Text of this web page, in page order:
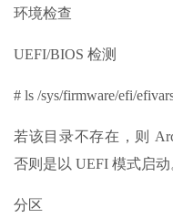
环境检查
UEFI/BIOS 检测
# ls /sys/firmware/efi/
若该目录不存在，则
否则是以 UEFI 模式启动
分区